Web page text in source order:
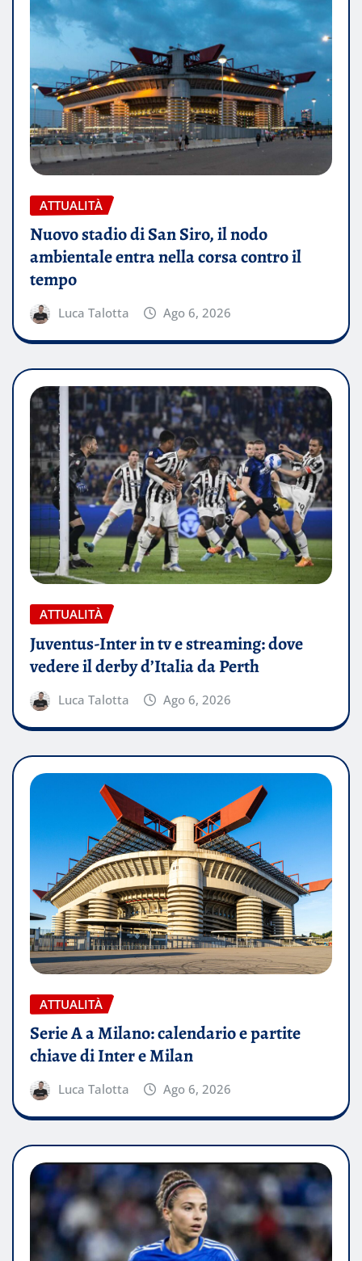
ATTUALITÀ
Nuovo stadio di San Siro, il nodo
ambientale entra nella corsa contro il
tempo
Luca Talotta Ago 6, 2026
ATTUALITÀ
Juventus-Inter in tv e streaming: dove
vedere il derby d’Italia da Perth
Luca Talotta Ago 6, 2026
ATTUALITÀ
Serie A a Milano: calendario e partite
chiave di Inter e Milan
Luca Talotta Ago 6, 2026